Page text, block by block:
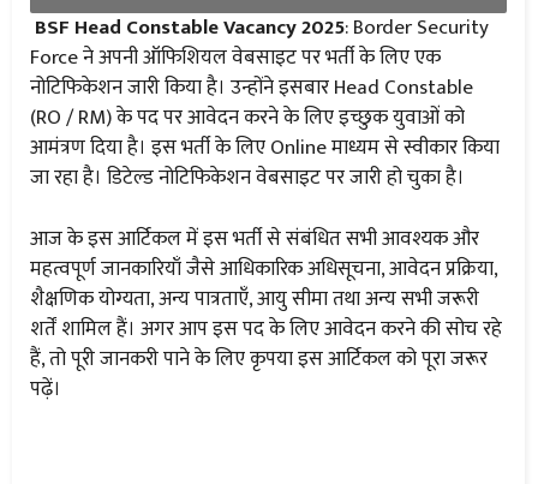
BSF Head Constable Vacancy 2025: Border Security
Force ने अपनी ऑफिशियल वेबसाइट पर भर्ती के लिए एक
नोटिफिकेशन जारी किया है। उन्होंने इसबार Head Constable
(RO / RM) के पद पर आवेदन करने के लिए इच्छुक युवाओं को
आमंत्रण दिया है। इस भर्ती के लिए Online माध्यम से स्वीकार किया
जा रहा है। डिटेल्ड नोटिफिकेशन वेबसाइट पर जारी हो चुका है।
आज के इस आर्टिकल में इस भर्ती से संबंधित सभी आवश्यक और
महत्वपूर्ण जानकारियाँ जैसे आधिकारिक अधिसूचना, आवेदन प्रक्रिया,
शैक्षणिक योग्यता, अन्य पात्रताएँ, आयु सीमा तथा अन्य सभी जरूरी
शर्तें शामिल हैं। अगर आप इस पद के लिए आवेदन करने की सोच रहे
हैं, तो पूरी जानकरी पाने के लिए कृपया इस आर्टिकल को पूरा जरूर
पढ़ें।